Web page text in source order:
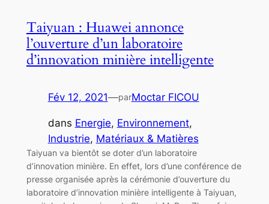
Taiyuan : Huawei annonce
l’ouverture d’un laboratoire
d’innovation minière intelligente
Fév 12, 2021—parMoctar FICOU
dans Energie, Environnement
Industrie, Matériaux & Matières
Taiyuan va bientôt se doter d’un laboratoire
d’innovation minière. En effet, lors d’une conférence de
presse organisée après la cérémonie d’ouverture du
laboratoire d’innovation minière intelligente à Taiyuan,